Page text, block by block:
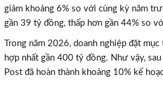
giảm khoảng 6% so với cùng kỳ năm
gần 39 tỷ đồng, thấp hơn gần 44% so
Trong năm 2026, doanh nghiệp đặt
hợp nhất gần 400 tỷ đồng. Như vậy, sau
Post đã hoàn thành khoảng 10% kế